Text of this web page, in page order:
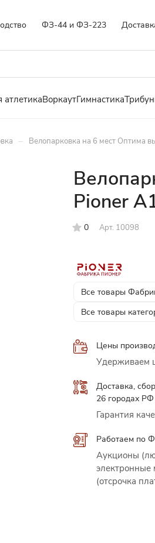
ФЗ-44 и ФЗ-223
атлетикаВоркаутГимнастика
– Велопарковка на 6 мест Оптима
Pioner
0 Арт. 10098
Все товары
Все товары
Цены
Удерживаем
Доставка,
26 городах РФ
Гарантия
Работаем по
Аукционы
электронные
(отсрочка